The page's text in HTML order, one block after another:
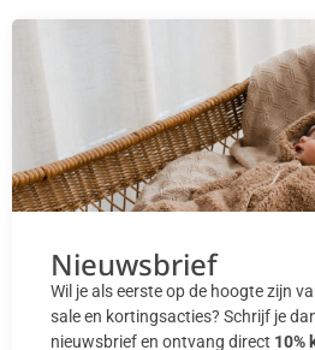
Nieuwsbrief
Wil je als eerste op de hoogte zijn
sale en kortingsacties? Schrijf je
nieuwsbrief en ontvang direct 10%